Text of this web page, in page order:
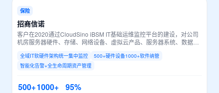
保险
招商信诺
客户在2020通过CloudSino iBSM IT基础运维监控平台的建设，对公司
机房服务器硬件、存储、网络设备、虚拟云产品、服务器系统、数据库
整的、稳定的、高可用、高性能的IT基础运维监控平台系统。
全域IT软硬件架构统一集中监控
500+硬件设备1000+软件纳管
智能化告警+全生命周期资产管理
500+1000+ 95%